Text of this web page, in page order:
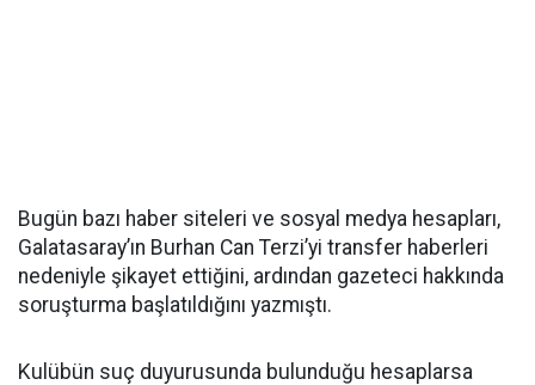
Bugün bazı haber siteleri ve sosyal medya hesapları,
Galatasaray’ın Burhan Can Terzi’yi transfer haberleri
nedeniyle şikayet ettiğini, ardından gazeteci hakkında
soruşturma başlatıldığını yazmıştı.
Kulübün suç duyurusunda bulunduğu hesaplarsa